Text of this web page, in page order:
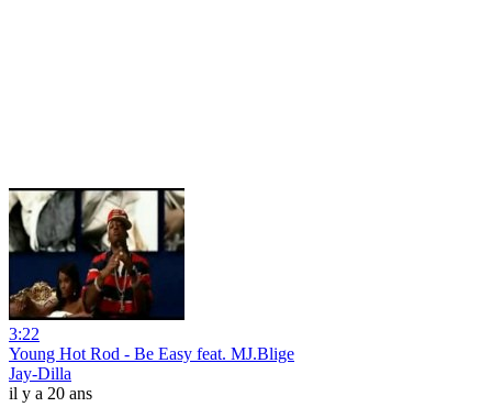
3:22
Young Hot Rod - Be Easy feat. MJ.Blige
Jay-Dilla
il y a 20 ans